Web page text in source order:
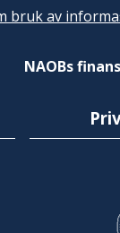
bruk av
NAOBs